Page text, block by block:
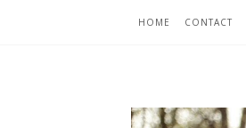
HOME CONTACT